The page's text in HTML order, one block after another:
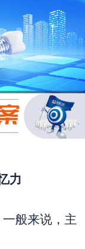
3
力
般来说，主